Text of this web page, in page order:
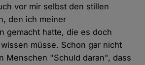
vor mir selbst den stillen
den ich meiner
gemacht hatte, die es doch
müsse. Schon gar nicht
Menschen "Schuld daran", dass